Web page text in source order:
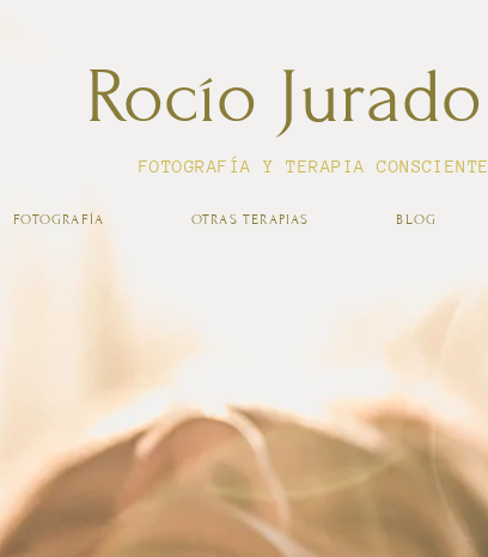
FOTOGRAFÍA OTRAS TERAPIAS BLOG
Rocío Jurado
FOTOGRAFÍA Y TERAPIA CONSCIENTE